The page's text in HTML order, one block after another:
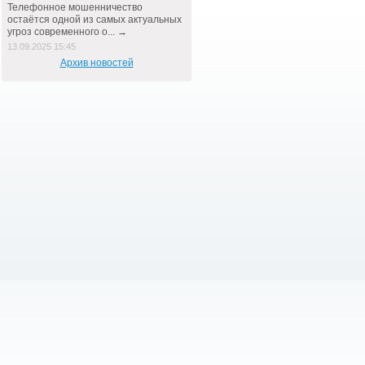
Телефонное мошенничество
остаётся одной из самых актуальных
угроз современного о... →
13.09.2025 15:45
Архив новостей